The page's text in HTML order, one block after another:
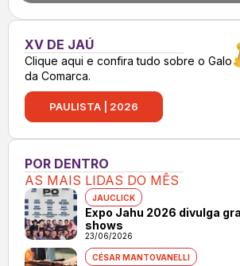
XV DE JAÚ
Clique aqui e confira tudo sobre o Galo
da Comarca.
PAULISTA | 2026
POR DENTRO
AS MAIS LIDAS DO MÊS
JAUCLICK
Expo Jahu 2026 divulga
shows
23/06/2026
CÉSAR MANTOVANELLI